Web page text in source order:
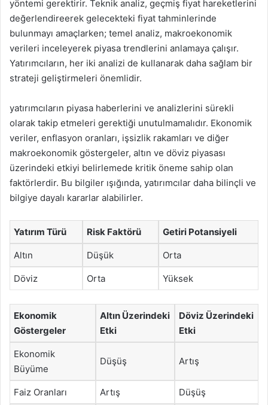
yöntemi gerektirir. Teknik analiz, geçmiş fiyat hareketlerini
değerlendireerek gelecekteki fiyat tahminlerinde
bulunmayı amaçlarken; temel analiz, makroekonomik
verileri inceleyerek piyasa trendlerini anlamaya çalışır.
Yatırımcıların, her iki analizi de kullanarak daha sağlam bir
strateji geliştirmeleri önemlidir.
yatırımcıların piyasa haberlerini ve analizlerini sürekli
olarak takip etmeleri gerektiği unutulmamalıdır. Ekonomik
veriler, enflasyon oranları, işsizlik rakamları ve diğer
makroekonomik göstergeler, altın ve döviz piyasası
üzerindeki etkiyi belirlemede kritik öneme sahip olan
faktörlerdir. Bu bilgiler ışığında, yatırımcılar daha bilinçli ve
bilgiye dayalı kararlar alabilirler.
Yatırım Türü Risk Faktörü Getiri Potansiyeli
Altın Düşük Orta
Döviz Orta Yüksek
Ekonomik
Göstergeler
Altın Üzerindeki
Etki
Döviz Üzerindeki
Etki
Ekonomik
Büyüme
Düşüş Artış
Faiz Oranları Artış Düşüş